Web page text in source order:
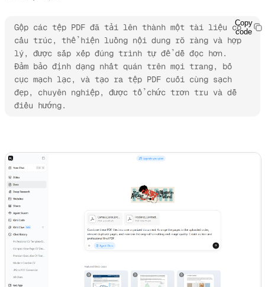
Gộp các tệp PDF đã tải lên thành một tài liệu có
cấu trúc, thể hiện luồng nội dung rõ ràng và hợp
lý, được sắp xếp đúng trình tự để dễ đọc hơn.
Đảm bảo định dạng nhất quán trên mọi trang, bố
cục mạch lạc, và tạo ra tệp PDF cuối cùng sạch
đẹp, chuyên nghiệp, được tổ chức trơn tru và dễ
điều hướng.
Copy
code